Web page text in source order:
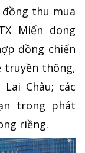
đồng thu mua
Miến dong
đồng chiến
truyền thông,
Châu; các
trong phát
riềng.